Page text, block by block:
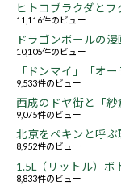
ヒトコブラクダと
11,116件のビュー
ドラゴンボールの
10,105件のビュー
「ドンマイ」「オ
9,533件のビュー
西成のドヤ街と「
9,075件のビュー
北京をペキンと呼ぶ
8,952件のビュー
1.5L（リットル）ボ
8,833件のビュー